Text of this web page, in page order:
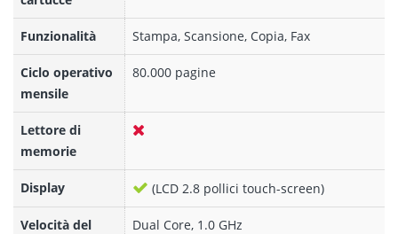
Funzionalità Stampa, Scansione, Copia, Fax
Ciclo operativo
mensile
80.000 pagine
Lettore di
memorie
Display (LCD 2.8 pollici touch-screen)
Velocità del
Dual Core, 1.0 GHz